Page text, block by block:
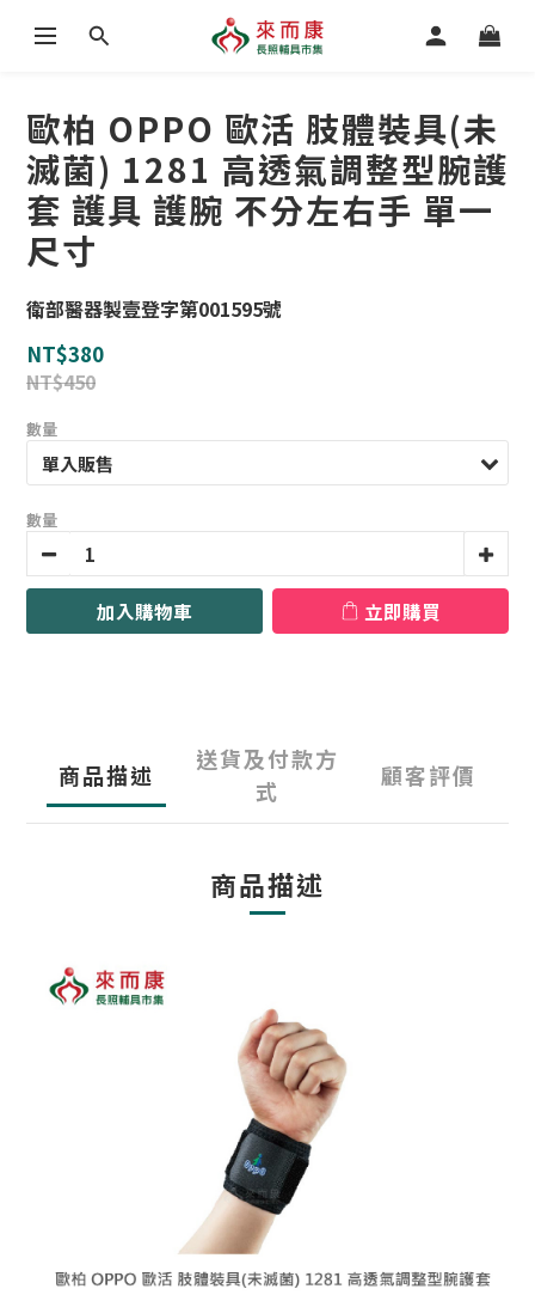
歐柏 OPPO 歐活 肢體裝具(未
滅菌) 1281 高透氣調整型腕護
套 護具 護腕 不分左右手 單一
尺寸
衛部醫器製壹登字第001595號
NT$380
NT$450
數量
數量
加入購物車 立即購買
商品描述
送貨及付款方
式
顧客評價
商品描述